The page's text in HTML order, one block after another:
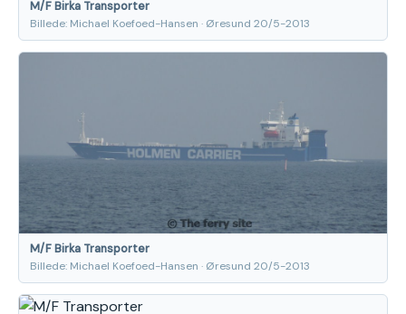
M/F Birka Transporter
Billede: Michael Koefoed-Hansen · Øresund 20/5-2013
M/F Birka Transporter
Billede: Michael Koefoed-Hansen · Øresund 20/5-2013